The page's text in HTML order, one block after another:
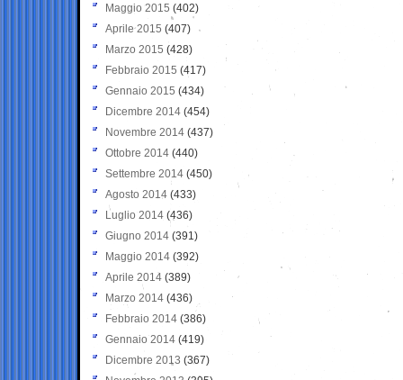
Maggio 2015 (402)
Aprile 2015 (407)
Marzo 2015 (428)
Febbraio 2015 (417)
Gennaio 2015 (434)
Dicembre 2014 (454)
Novembre 2014 (437)
Ottobre 2014 (440)
Settembre 2014 (450)
Agosto 2014 (433)
Luglio 2014 (436)
Giugno 2014 (391)
Maggio 2014 (392)
Aprile 2014 (389)
Marzo 2014 (436)
Febbraio 2014 (386)
Gennaio 2014 (419)
Dicembre 2013 (367)